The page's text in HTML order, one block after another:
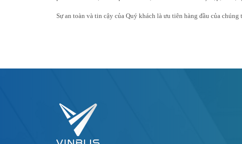
Sự an toàn và tin cậy của Quý khách là ưu tiên hàng đầu của